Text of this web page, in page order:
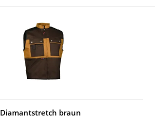
braun